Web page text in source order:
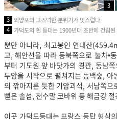
3
3 외양포의 고즈넉한 분위기가 멋스럽다.
4 가덕도의 흰 등대는 1900년대 초반에 건립
뿐만 아니라, 최고봉인 연대산
고, 해안선을 따라 동북쪽으로 눌차•
부터 기도원 앞 바닷가의 경관, 동남
두암을 시작으로 펼쳐지는 동백숲,
의 깎아지른 듯한 기암괴석, 서남쪽
뻗은 솔섬, 천수말 코바위 등 해금강
이곳 가덕도등대는 프랑스 등탑 형